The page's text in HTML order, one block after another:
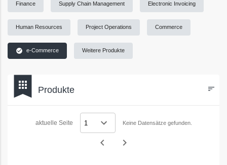
Finance Supply Chain Management Electronic Invoicing
Human Resources Project Operations Commerce
check_circle e-Commerce Weitere Produkte
bookmark
apps Produkte sort
aktuelle Seite Keine Datensätze gefunden.
navigate_before navigate_next